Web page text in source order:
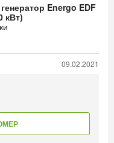
Energo EDF
кВт)
09.02.2021